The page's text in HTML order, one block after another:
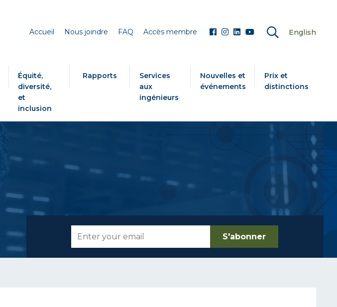
Accueil Nous joindre FAQ Accès membre English
Équité,
diversité,
et
inclusion
Rapports
Services
aux
ingénieurs
Nouvelles et
événements
Prix et
distinctions